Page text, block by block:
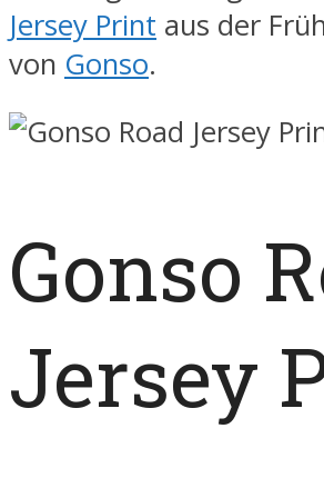
Jersey Print aus der
von Gonso.
Gonso
Jersey